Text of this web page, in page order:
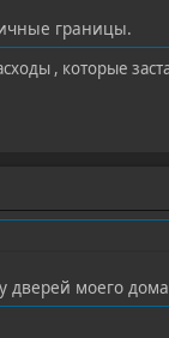
границы.
, которые
дверей моего